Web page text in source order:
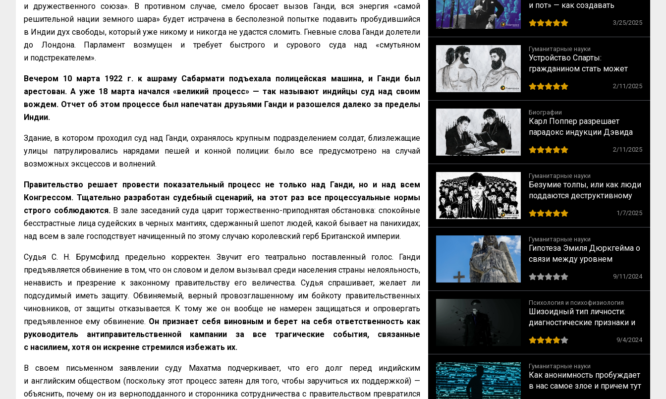
и дружественного союза». В противном случае, смело бросает вызов Ганди, вся энергия «самой
решительной нации земного шара» будет истрачена в бесполезной попытке подавить пробудившийся
в Индии дух свободы, который уже никому и никогда не удастся сломить. Гневные слова Ганди долетели
до Лондона. Парламент возмущен и требует быстрого и сурового суда над «смутьяном
и подстрекателем».
Вечером 10 марта 1922 г. к ашраму Сабармати подъехала полицейская машина, и Ганди был
арестован. А уже 18 марта начался «великий процесс» — так называют индийцы суд над своим
вождем. Отчет об этом процессе был напечатан друзьями Ганди и разошелся далеко за пределы
Индии.
Здание, в котором проходил суд над Ганди, охранялось крупным подразделением солдат, близлежащие
улицы патрулировались нарядами пешей и конной полиции: было все предусмотрено на случай
возможных эксцессов и волнений.
Правительство решает провести показательный процесс не только над Ганди, но и над всем
Конгрессом. Тщательно разработан судебный сценарий, на этот раз все процессуальные нормы
строго соблюдаются.В зале заседаний суда царит торжественно-приподнятая обстановка: спокойные
бесстрастные лица судейских в черных мантиях, сдержанный шепот людей, какой бывает на панихидах;
над всем в зале господствует начищенный по этому случаю королевский герб Британской империи.
Судья С. Н. Брумсфилд предельно корректен. Звучит его театрально поставленный голос. Ганди
предъявляется обвинение в том, что он словом и делом вызывал среди населения страны нелояльность,
ненависть и презрение к законному правительству его величества. Судья спрашивает, желает ли
подсудимый иметь защиту. Обвиняемый, верный провозглашенному им бойкоту правительственных
чиновников, от защиты отказывается. К тому же он вообще не намерен защищаться и опровергать
предъявленное ему обвинение. Он признает себя виновным и берет на себя ответственность как
руководитель антиправительственной кампании за все трагические события, связанные
с насилием, хотя он искренне стремился избежать их.
В своем письменном заявлении суду Махатма подчеркивает, что его долг перед индийским
и английским обществом (поскольку этот процесс затеян для того, чтобы заручиться их поддержкой) —
объяснить, почему он из верноподданного и сторонника сотрудничества с правительством превратился
и пот» — как создавать
3/25/2025
Гуманитарные науки
Устройство Спарты:
гражданином стать может
2/11/2025
Биографии
Карл Поппер разрешает
парадокс индукции Дэвида
2/11/2025
Гуманитарные науки
Безумие толпы, или как люди
поддаются деструктивному
1/7/2025
Гуманитарные науки
Гипотеза Эмиля Дюркгейма о
связи между уровнем
самоубийств
9/11/2024
Психология и психофизиология
Шизоидный тип личности:
диагностические признаки и
взаимодействию от КГБ9/4/2024
Гуманитарные науки
Как анонимность пробуждает
в нас самое злое и причем тут